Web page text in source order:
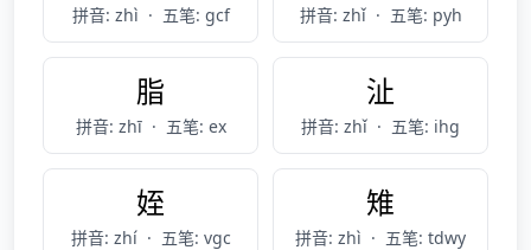
拼音: zhì · 五笔: gcf 拼音: zhǐ · 五笔: pyh
脂
拼音: zhī · 五笔: ex
沚
拼音: zhǐ · 五笔: ihg
姪
拼音: zhí · 五笔: vgc
雉
拼音: zhì · 五笔: tdwy